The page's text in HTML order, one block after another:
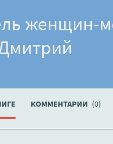
женщин-
КОММЕНТАРИИ (0)